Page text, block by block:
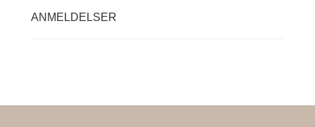
ANMELDELSER